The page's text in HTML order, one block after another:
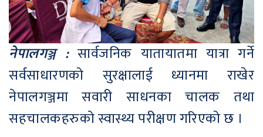
नेपालगञ्ज :सार्वजनिक यातायातमा यात्रा गर्ने
सर्वसाधारणको सुरक्षालाई ध्यानमा राखेर
नेपालगञ्जमा सवारी साधनका चालक तथा
सहचालकहरुको स्वास्थ्य परीक्षण गरिएको छ ।